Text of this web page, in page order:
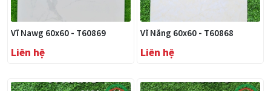
Vĩ Nawg 60x60 - T60869
Liên hệ
Vĩ Năng 60x60 - T60868
Liên hệ